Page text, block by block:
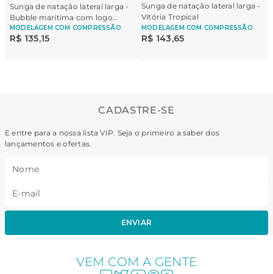
Sunga de natação lateral larga -
Bubble marítima com logo
Brasil
MODELAGEM COM COMPRESSÃO
R$ 135,15
Sunga de natação lateral larga -
Vitória Tropical
MODELAGEM COM COMPRESSÃO
R$ 143,65
CADASTRE-SE
E entre para a nossa lista VIP. Seja o primeiro a saber dos
lançamentos e ofertas.
ENVIAR
VEM COM A GENTE